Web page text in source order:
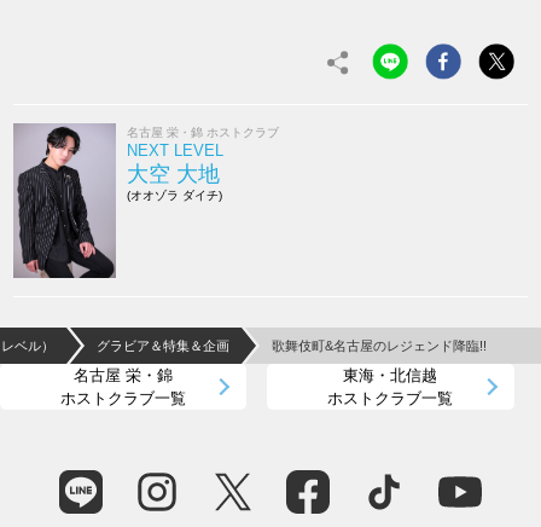
名古屋 栄・錦 ホストクラブ
NEXT LEVEL
大空 大地
(オオゾラ ダイチ)
ベル） グラビア＆特集＆企画 歌舞伎町&名古屋のレジェンド降臨!!
名古屋 栄・錦
ホストクラブ一覧
東海・北信越
ホストクラブ一覧